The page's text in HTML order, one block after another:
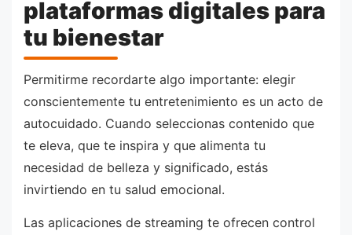
plataformas digitales para
tu bienestar
Permitirme recordarte algo importante: elegir
conscientemente tu entretenimiento es un acto de
autocuidado. Cuando seleccionas contenido que
te eleva, que te inspira y que alimenta tu
necesidad de belleza y significado, estás
invirtiendo en tu salud emocional.
Las aplicaciones de streaming te ofrecen control